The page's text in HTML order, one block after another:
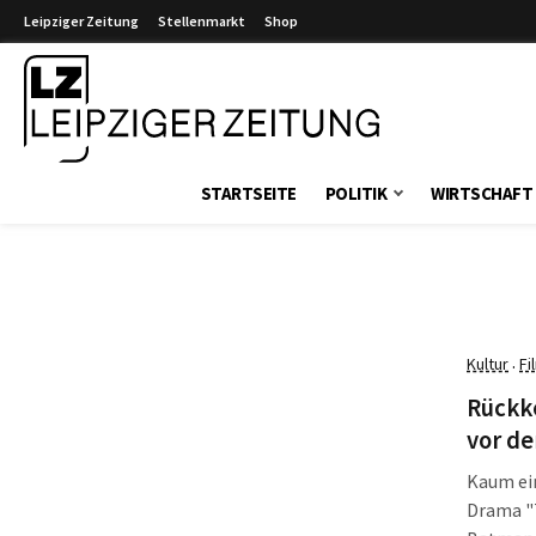
Leipziger Zeitung Stellenmarkt Shop
STARTSEITE POLITIK WIRTSCHAFT
Kultur·
vor
Kaum
Drama